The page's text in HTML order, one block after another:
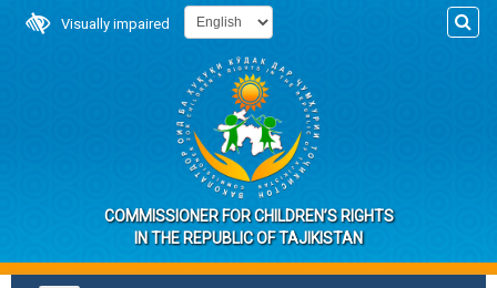
Visually impaired
COMMISSIONER FOR CHILDREN’S RIGHTS
IN THE REPUBLIC OF TAJIKISTAN